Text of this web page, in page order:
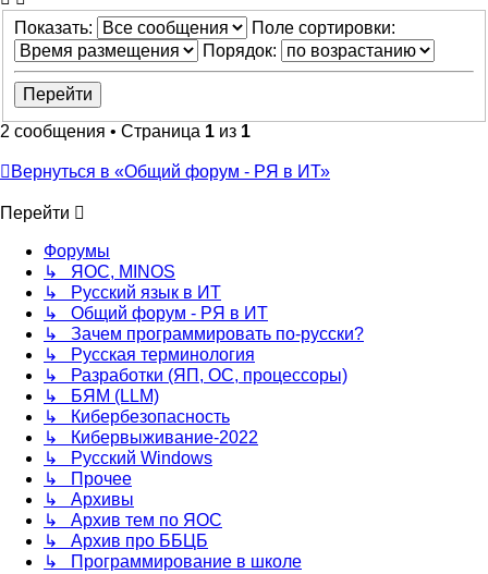
Показать:
Поле сортировки:
Порядок:
2 сообщения • Страница 1 из 1
Вернуться в «Общий форум - РЯ в ИТ»
Перейти
Форумы
↳ ЯОС, MINOS
↳ Русский язык в ИТ
↳ Общий форум - РЯ в ИТ
↳ Зачем программировать по-русски?
↳ Русская терминология
↳ Разработки (ЯП, ОС, процессоры)
↳ БЯМ (LLM)
↳ Кибербезопасность
↳ Кибервыживание-2022
↳ Русский Windows
↳ Прочее
↳ Архивы
↳ Архив тем по ЯОС
↳ Архив про ББЦБ
↳ Программирование в школе